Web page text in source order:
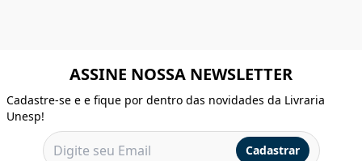
ASSINE NOSSA NEWSLETTER
Cadastre-se e e fique por dentro das novidades da Livraria
Unesp!
Cadastrar